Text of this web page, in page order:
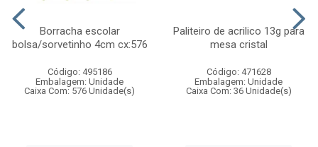
Borracha escolar
bolsa/sorvetinho 4cm cx:576
Código: 495186
Embalagem: Unidade
Caixa Com: 576 Unidade(s)
Paliteiro de acrilico 13g para
mesa cristal
Código: 471628
Embalagem: Unidade
Caixa Com: 36 Unidade(s)